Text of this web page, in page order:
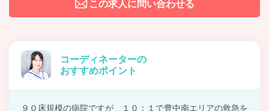
この求人に問い合わせる
コーディネーターの
おすすめポイント
９０床規模の病院ですが、１０：１で豊中南エリアの救急を